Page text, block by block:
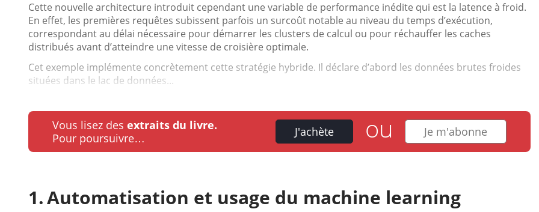
Cette nouvelle architecture introduit cependant une variable de performance inédite qui est la latence à froid.
En effet, les premières requêtes subissent parfois un surcoût notable au niveau du temps d’exécution,
correspondant au délai nécessaire pour démarrer les clusters de calcul ou pour réchauffer les caches
distribués avant d’atteindre une vitesse de croisière optimale.
Cet exemple implémente concrètement cette stratégie hybride. Il déclare d’abord les données brutes froides
situées dans le lac de données...
Vous lisez des extraits du livre.
Pour poursuivre…
J'achète ou Je m'abonne
Automatisation et usage du machine learning